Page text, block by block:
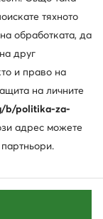
тяхното
обработката, да
друг
и право на
на личните
b/politika-za-
адрес можете